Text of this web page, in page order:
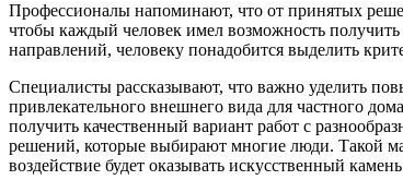
Профессионалы напоминают, что от принятых
чтобы каждый человек имел возможность
направлений, человеку понадобится выделить
Специалисты рассказывают, что важно уделить
привлекательного внешнего вида для частного
получить качественный вариант работ с
решений, которые выбирают многие люди. Такой
воздействие будет оказывать искусственный